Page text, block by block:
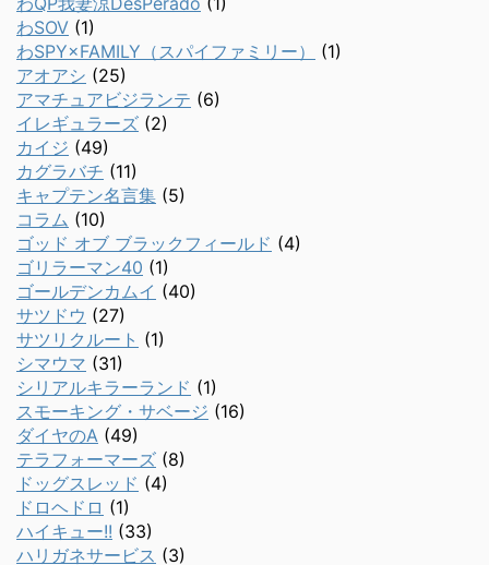
わSOV (1)
わSPY×FAMILY（スパイファミリー）
(1)
アオアシ (25)
アマチュアビジランテ (6)
イレギュラーズ (2)
カイジ (49)
カグラバチ (11)
キャプテン名言集 (5)
コラム (10)
ゴッド オブ ブラックフィールド (4)
ゴリラーマン40 (1)
ゴールデンカムイ (40)
サツドウ (27)
サツリクルート (1)
シマウマ (31)
シリアルキラーランド (1)
スモーキング・サベージ (16)
ダイヤのA (49)
テラフォーマーズ (8)
ドッグスレッド (4)
ドロヘドロ (1)
ハイキュー!! (33)
ハリガネサービス (3)